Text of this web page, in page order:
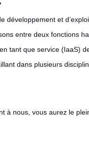
développement et
entre deux fonctions
tant que service (IaaS)
dans plusieurs
à nous, vous aurez le